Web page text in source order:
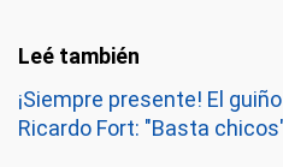
¡Siempre presente! El
Ricardo Fort: "Basta